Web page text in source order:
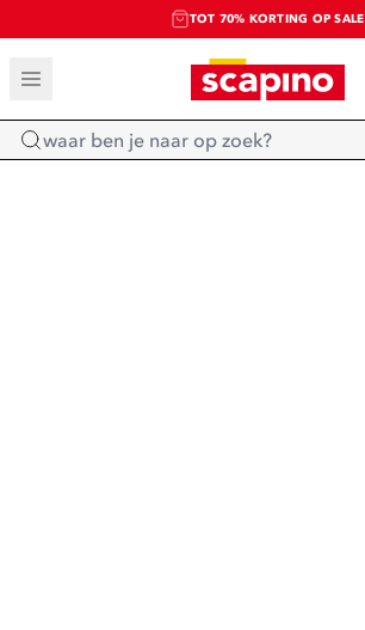
TOT 70% KORTING OP SALE
SALE: LAATSTE KANS!
SHOP NIEUW
Home